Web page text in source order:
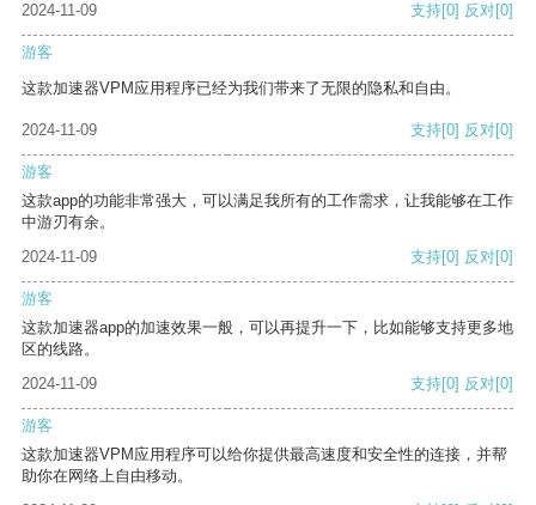
2024-11-09
支持[0] 反对[0]
游客
这款加速器VPM应用程序已经为我们带来了无限的隐私和自由。
2024-11-09 支持[0] 反对[0]
游客
这款app的功能非常强大，可以满足我所有的工作需求，让我能够在工作
中游刃有余。
2024-11-09
支持[0] 反对[0]
游客
这款加速器app的加速效果一般，可以再提升一下，比如能够支持更多地
区的线路。
2024-11-09
支持[0] 反对[0]
游客
这款加速器VPM应用程序可以给你提供最高速度和安全性的连接，并帮
助你在网络上自由移动。